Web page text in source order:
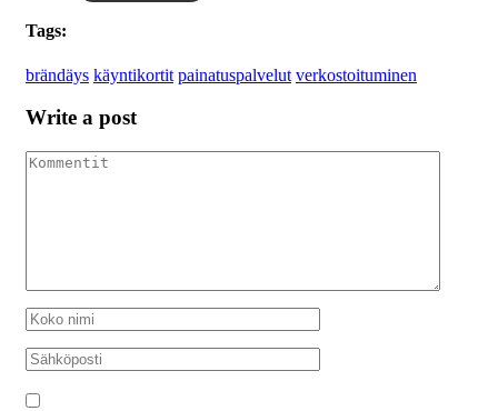
Tags:
brändäys käyntikortit painatuspalvelut verkostoituminen
Write a post